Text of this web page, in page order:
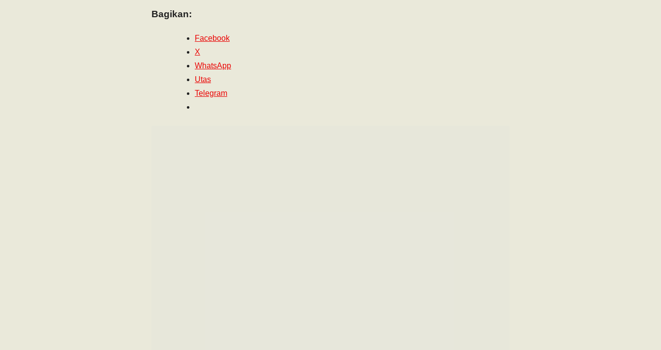
Bagikan:
Facebook
X
WhatsApp
Utas
Telegram